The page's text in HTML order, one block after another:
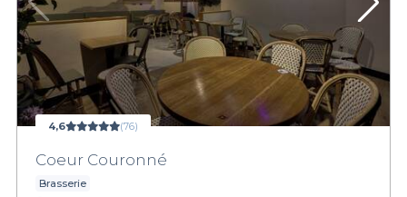
4,6 (76)
Coeur Couronné
Brasserie